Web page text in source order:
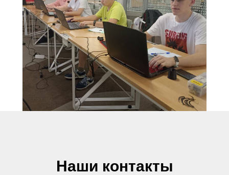
Наши контакты